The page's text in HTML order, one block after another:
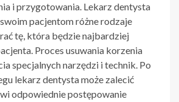
i przygotowania. Lekarz dentysta
pacjentom różne rodzaje
tę, która będzie najbardziej
Proces usuwania korzenia
specjalnych narzędzi i technik. Po
lekarz dentysta może zalecić
odpowiednie postępowanie